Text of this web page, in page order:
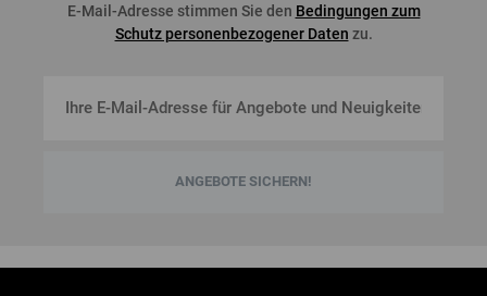
E-Mail-Adresse stimmen Sie den Bedingungen zum
Schutz personenbezogener Daten zu.
ANGEBOTE SICHERN!